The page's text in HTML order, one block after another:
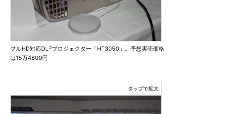
フルHD対応DLPプロジェクター「HT3050」。予想実売価格
は15万4800円